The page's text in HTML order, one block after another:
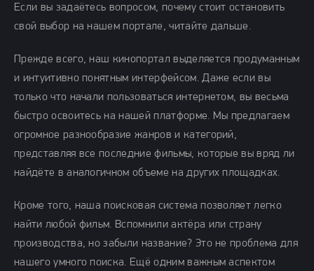
Если вы задаётесь вопросом, почему стоит остановить
свой выбор на нашем портале, читайте дальше.
Прежде всего, наш кинопортал выделяется продуманным
и интуитивно понятным интерфейсом. Даже если вы
только что начали пользоваться интернетом, вы весьма
быстро освоитесь на нашей платформе. Мы предлагаем
огромное разнообразие жанров и категорий,
представляя все последние фильмы, которые вы вряд ли
найдёте в аналогичном объеме на других площадках.
Кроме того, наша поисковая система позволяет легко
найти любой фильм. Вспомнили актёра или страну
производства, но забыли название? Это не проблема для
нашего умного поиска. Ещё одним важным аспектом